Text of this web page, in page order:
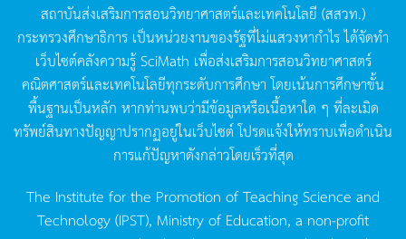
สถาบันส่งเสริมการสอนวิทยาศาสตร์และเทคโนโลยี (สสวท.)
กระทรวงศึกษาธิการ เป็นหน่วยงานของรัฐที่ไม่แสวงหากำไรได้จัดทำ
เว็บไซต์คลังความรู้SciMath เพื่อส่งเสริมการสอนวิทยาศาสตร์
คณิตศาสตร์และเทคโนโลยีทุกระดับการศึกษา โดยเน้นการศึกษาขั้น
พื้นฐานเป็นหลัก หากท่านพบว่ามีข้อมูลหรือเนื้อหาใด ๆ ที่ละเมิด
ทรัพย์สินทางปัญญาปรากฏอยู่ในเว็บไซต์โปรดแจ้งให้ทราบเพื่อดำเนิน
การแก้ปัญหาดังกล่าวโดยเร็วที่สุด
The Institute for the Promotion of Teaching Science and
Technology (IPST), Ministry of Education, a non-profit